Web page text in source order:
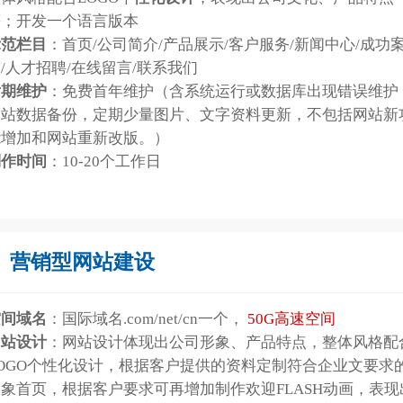
开发一个语言版本
栏目 ：首页/公司简介/产品展示/客户服务/新闻中心/成功
人才招聘/在线留言/联系我们
维护 ：免费首年维护（含系统运行或数据库出现错误维护
数据备份，定期少量图片、文字资料更新，不包括网站新
加和网站重新改版。）
时间 ：10-20个工作日
营销型网站建设
域名 ：国际域名.com/net/cn一个， 50G高速空间
设计 ：网站设计体现出公司形象、产品特点，整体风格配
个性化设计，根据客户提供的资料定制符合企业文要求
首页，根据客户要求可再增加制作欢迎FLASH动画，表现